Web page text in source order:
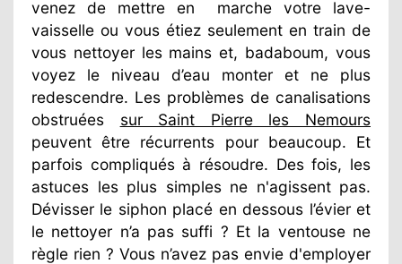
venez de mettre en
marche votre lave-
vaisselle ou vous étiez seulement en train de
vous nettoyer les mains et, badaboum, vous
voyez le niveau d’eau monter et ne plus
redescendre. Les problèmes de canalisations
obstruées sur Saint Pierre les Nemours
peuvent être récurrents pour beaucoup. Et
parfois compliqués à résoudre. Des fois, les
astuces les plus simples ne n'agissent pas.
Dévisser le siphon placé en dessous l’évier et
le nettoyer n’a pas suffi ? Et la ventouse ne
règle rien ? Vous n’avez pas envie d'employer